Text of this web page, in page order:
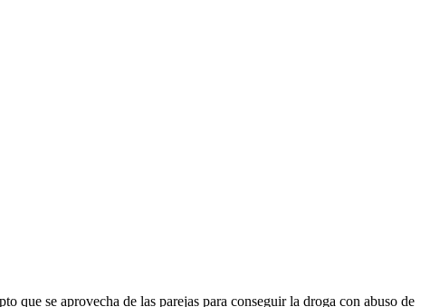
que se aprovecha de las parejas para conseguir la droga con abuso de